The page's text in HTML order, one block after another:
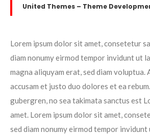
United Themes – Theme
Lorem ipsum dolor sit amet, consetetur
diam nonumy eirmod tempor invidunt ut
magna aliquyam erat, sed diam voluptua.
accusam et justo duo dolores et ea
gubergren, no sea takimata sanctus est
amet. Lorem ipsum dolor sit amet,
sed diam nonumy eirmod tempor